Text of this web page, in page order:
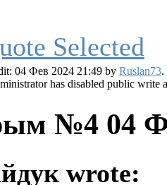
04 Фев 2024 21:49 by Ruslan73.
has disabled public write
№4 04
wrote: